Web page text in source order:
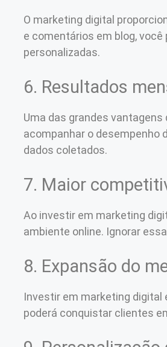
O marketing digital
e comentários em blog,
personalizadas.
6. Resultados
Uma das grandes
acompanhar o desempenho
dados coletados.
7. Maior
Ao investir em marketing
ambiente online. Ignorar
8. Expansão do
Investir em marketing digital
poderá conquistar clientes